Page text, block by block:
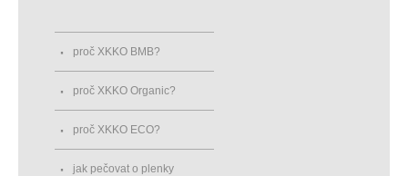
proč XKKO BMB?
proč XKKO Organic?
proč XKKO ECO?
jak pečovat o plenky